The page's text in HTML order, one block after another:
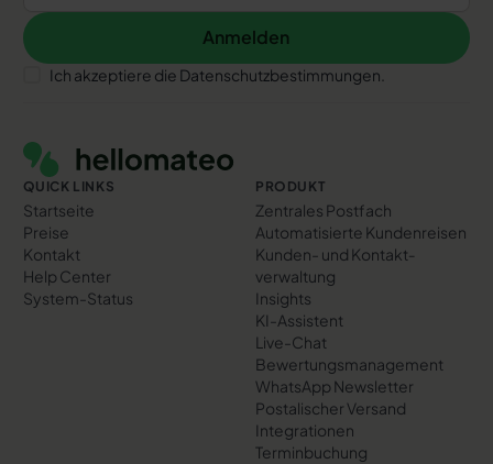
Anmelden
Anmelden
Ich akzeptiere die Datenschutzbestimmungen.
QUICK LINKS
Startseite
Preise
Kontakt
Help Center
System-Status
PRODUKT
Zentrales Postfach
Automatisierte Kundenreisen
Kunden- und Kontakt­
verwaltung
Insights
KI-Assistent
Live-Chat
Bewertungs­management
WhatsApp Newsletter
Postalischer Versand
Integrationen
Terminbuchung